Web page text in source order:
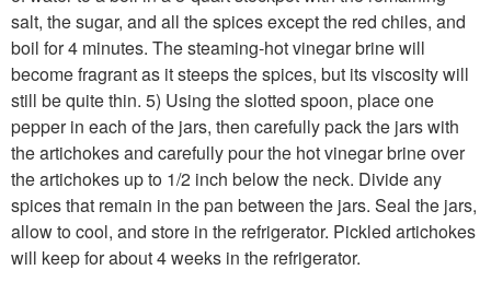
salt, the sugar, and all the spices except the red chiles, and
boil for 4 minutes. The steaming-hot vinegar brine will
become fragrant as it steeps the spices, but its viscosity will
still be quite thin. 5) Using the slotted spoon, place one
pepper in each of the jars, then carefully pack the jars with
the artichokes and carefully pour the hot vinegar brine over
the artichokes up to 1/2 inch below the neck. Divide any
spices that remain in the pan between the jars. Seal the jars,
allow to cool, and store in the refrigerator. Pickled artichokes
will keep for about 4 weeks in the refrigerator.